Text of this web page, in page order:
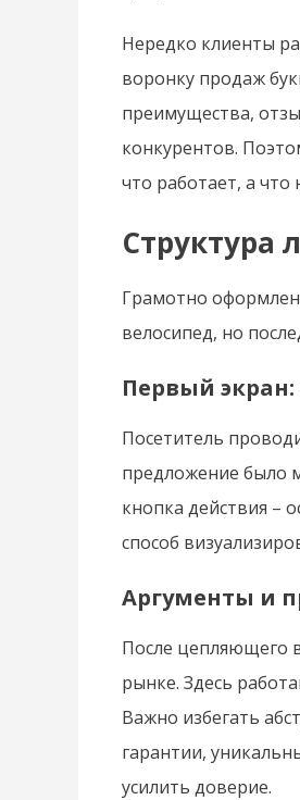
Нередко клиенты
воронку продаж
преимущества,
конкурентов.
что работает, а что
Структура
Грамотно
велосипед, но
Первый
Посетитель
предложение было
кнопка действия –
способ
Аргументы и
После цепляющего
рынке. Здесь
Важно избегать
гарантии,
усилить доверие.